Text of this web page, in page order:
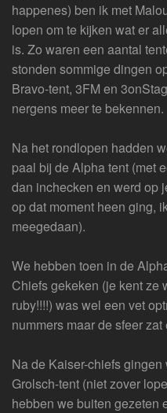
happenes) ben ik met
lopen om te kijken wat er
is. Zo waren een aantal
stonden sommige dingen
Bravo-tent, 3FM en
nergens meer te bekennen.
Na het rondlopen hadden
paal bij de Alpha tent (met
dan inchecken en werd op
op dat moment heen ging,
meegedaan).
We hebben toen in de
Chiefs gekeken (je kent ze
ruby!!!!) was wel een vet
nummers maar de sfeer zat
Na de Kaiser-chiefs
Grolsch-tent (niet zover
hebben we buiten gezeten